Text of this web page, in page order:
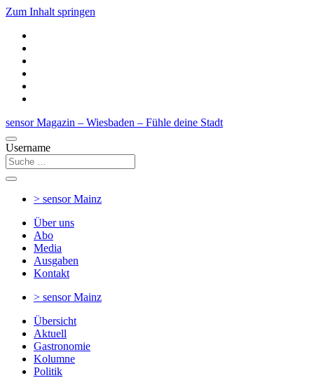
Zum Inhalt springen
sensor Magazin – Wiesbaden – Fühle deine Stadt
Username
> sensorMainz
Über uns
Abo
Media
Ausgaben
Kontakt
> sensorMainz
Übersicht
Aktuell
Gastronomie
Kolumne
Politik